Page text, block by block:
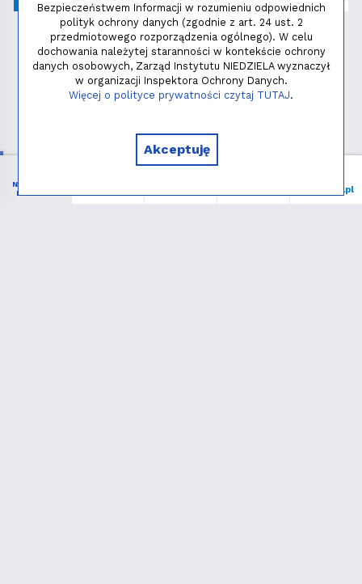
Polityka prywatności
Copyright © 2026 - Instytut NIEDZIELA
NIEZBĘDNIK
KATOLIKA
niedziela.pl
Bezpieczeństwem Informacji w rozumieniu odpowiednich
polityk ochrony danych (zgodnie z art. 24 ust. 2
przedmiotowego rozporządzenia ogólnego). W celu
dochowania należytej staranności w kontekście ochrony
danych osobowych, Zarząd Instytutu NIEDZIELA wyznaczył
w organizacji Inspektora Ochrony Danych.
Więcej o polityce prywatności czytaj TUTAJ.
Akceptuję